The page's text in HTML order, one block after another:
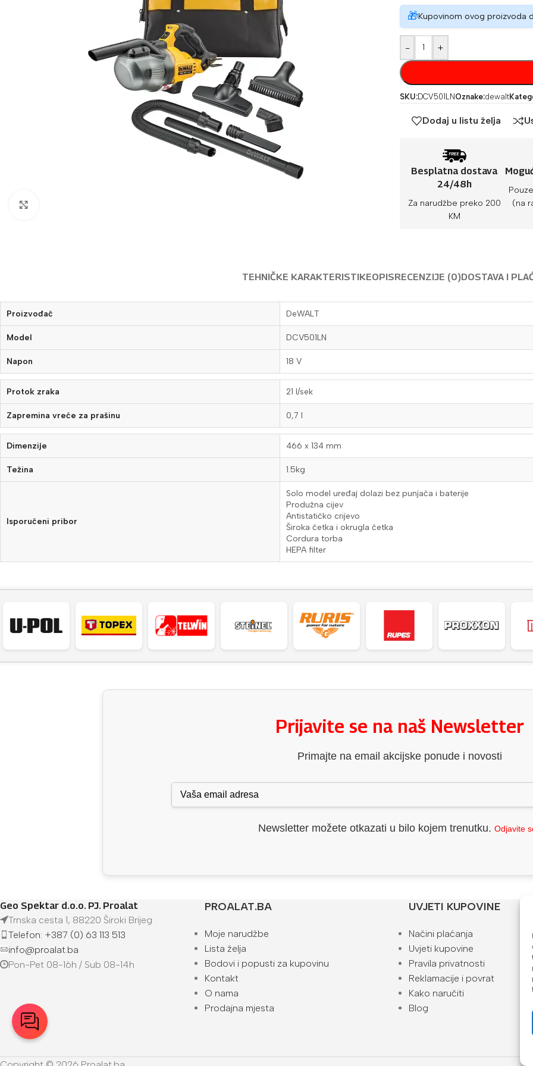
🎁Kupovinom ovog proizvoda
- +
SKU:DCV501LNOznake:dewalt
Dodaj u listu želja
Besplatna dostava
24/48h
Za narudžbe preko 200
KM
(na
TEHNIČKE KARAKTERISTIKEOPISRECENZIJE (0)DOSTAVA I
Proizvođač DeWALT
Model DCV501LN
Napon 18 V
Protok zraka 21 l/sek
Zapremina vreće za prašinu 0,7 l
Dimenzije 466 x 134 mm
Težina 1.5kg
Isporučeni pribor
Solo model uređaj dolazi bez punjača i baterije
Produžna cijev
Antistatičko crijevo
Široka četka i okrugla četka
Cordura torba
HEPA filter
Prijavite se na naš Newsletter
Primajte na email akcijske ponude i novosti
Newsletter možete otkazati u bilo kojem trenutku. Odjavite
Geo Spektar d.o.o. PJ. Proalat
Trnska cesta 1, 88220 Široki Brijeg
Telefon: +387 (0) 63 113 513
info@proalat.ba
Pon-Pet 08-16h / Sub 08-14h
PROALAT.BA
Moje narudžbe
Lista želja
Bodovi i popusti za kupovinu
Kontakt
O nama
Prodajna mjesta
UVJETI KUPOVINE
Načini plaćanja
Uvjeti kupovine
Pravila privatnosti
Reklamacije i povrat
Kako naručiti
Blog